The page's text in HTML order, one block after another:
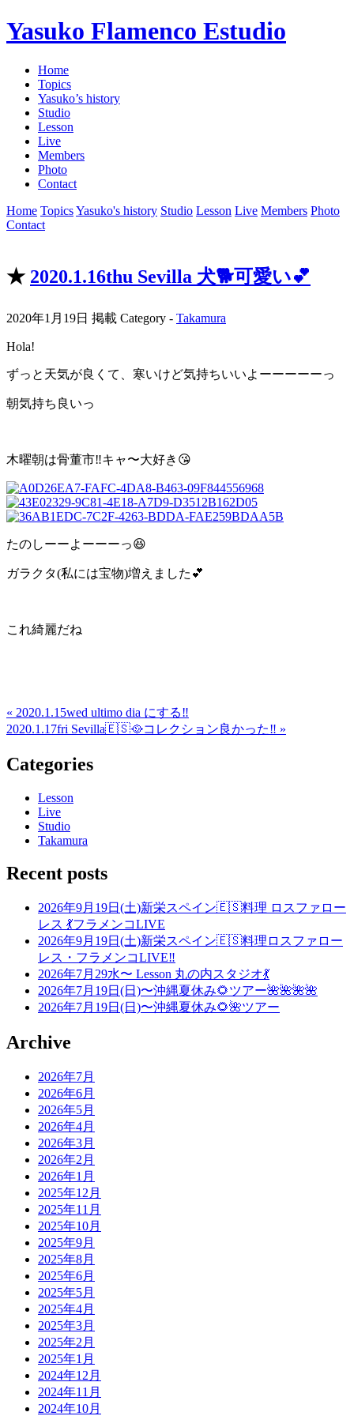
Yasuko Flamenco Estudio
Home
Topics
Yasuko’s history
Studio
Lesson
Live
Members
Photo
Contact
Home TopicsYasuko's history Studio Lesson Live Members Photo
Contact
★ 2020.1.16thu Sevilla 犬🐕可愛い💕
2020年1月19日 掲載 Category - Takamura
Hola!
ずっと天気が良くて、寒いけど気持ちいいよーーーーーっ
朝気持ち良いっ
木曜朝は骨董市‼️キャ〜大好き😘
たのしーーよーーーっ😆
ガラクタ(私には宝物)増えました💕
これ綺麗だね
« 2020.1.15wed ultimo dia にする‼️
2020.1.17fri Sevilla🇪🇸🥘コレクション良かった‼️ »
Categories
Lesson
Live
Studio
Takamura
Recent posts
2026年9月19日(土)新栄スペイン🇪🇸料理 ロスファロー
レス 💃フラメンコLIVE
2026年9月19日(土)新栄スペイン🇪🇸料理ロスファロー
レス・フラメンコLIVE‼️
2026年7月29水〜 Lesson 丸の内スタジオ💃
2026年7月19日(日)〜沖縄夏休み🌻ツアー🌺🌺🌺🌺
2026年7月19日(日)〜沖縄夏休み🌻🌺ツアー
Archive
2026年7月
2026年6月
2026年5月
2026年4月
2026年3月
2026年2月
2026年1月
2025年12月
2025年11月
2025年10月
2025年9月
2025年8月
2025年6月
2025年5月
2025年4月
2025年3月
2025年2月
2025年1月
2024年12月
2024年11月
2024年10月